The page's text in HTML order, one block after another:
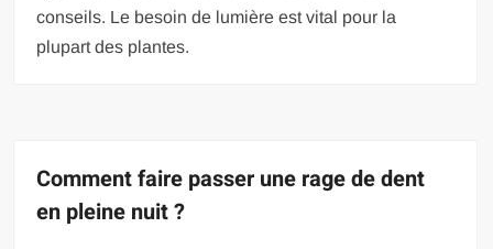
conseils. Le besoin de lumière est vital pour la
plupart des plantes.
Comment faire passer une rage de dent
en pleine nuit ?